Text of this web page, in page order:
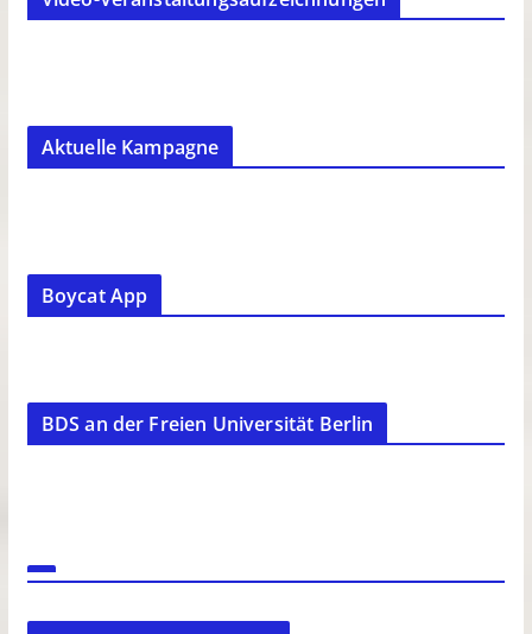
Aktuelle Kampagne
Boycat App
BDS an der Freien Universität Berlin